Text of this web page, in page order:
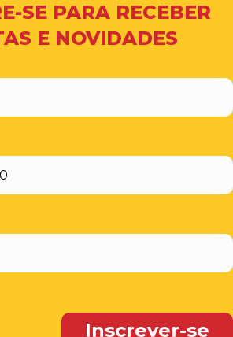
SE PARA RECEBER
E NOVIDADES